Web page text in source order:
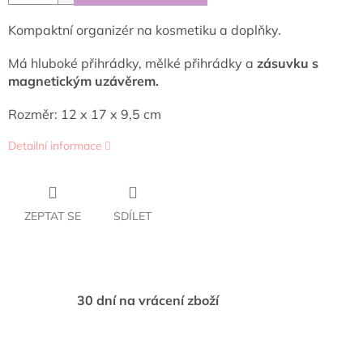
Kompaktní organizér na kosmetiku a doplňky.
Má hluboké přihrádky, mělké přihrádky a zásuvku s
magnetickým uzávěrem.
Rozměr: 12 x 17 x 9,5 cm
Detailní informace
ZEPTAT SE SDÍLET
30 dní na vrácení zboží